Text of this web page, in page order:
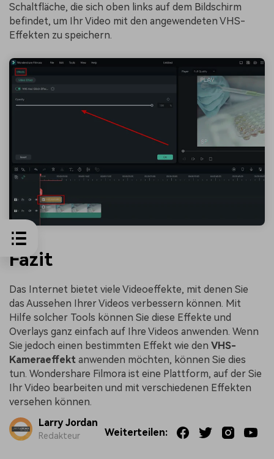
Schaltfläche, die sich oben links auf dem Bildschirm
befindet, um Ihr Video mit den angewendeten VHS-
Effekten zu speichern.
Fazit
Das Internet bietet viele Videoeffekte, mit denen Sie
das Aussehen Ihrer Videos verbessern können. Mit
Hilfe solcher Tools können Sie diese Effekte und
Overlays ganz einfach auf Ihre Videos anwenden. Wenn
Sie jedoch einen bestimmten Effekt wie den VHS-
Kameraeffekt anwenden möchten, können Sie dies
tun. Wondershare Filmora ist eine Plattform, auf der Sie
Ihr Video bearbeiten und mit verschiedenen Effekten
versehen können.
Larry Jordan
Redakteur Weiterteilen: